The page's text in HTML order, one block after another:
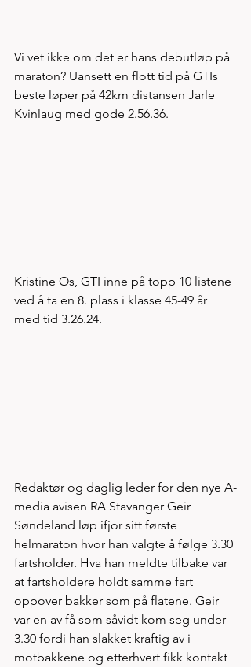
Vi vet ikke om det er hans debutløp på
maraton? Uansett en flott tid på GTIs
beste løper på 42km distansen Jarle
Kvinlaug med gode 2.56.36.
Kristine Os, GTI inne på topp 10 listene
ved å ta en 8. plass i klasse 45-49 år
med tid 3.26.24.
Redaktør og daglig leder for den nye A-
media avisen RA Stavanger Geir
Søndeland løp ifjor sitt første
helmaraton hvor han valgte å følge 3.30
fartsholder. Hva han meldte tilbake var
at fartsholdere holdt samme fart
oppover bakker som på flatene. Geir
var en av få som såvidt kom seg under
3.30 fordi han slakket kraftig av i
motbakkene og etterhvert fikk kontakt